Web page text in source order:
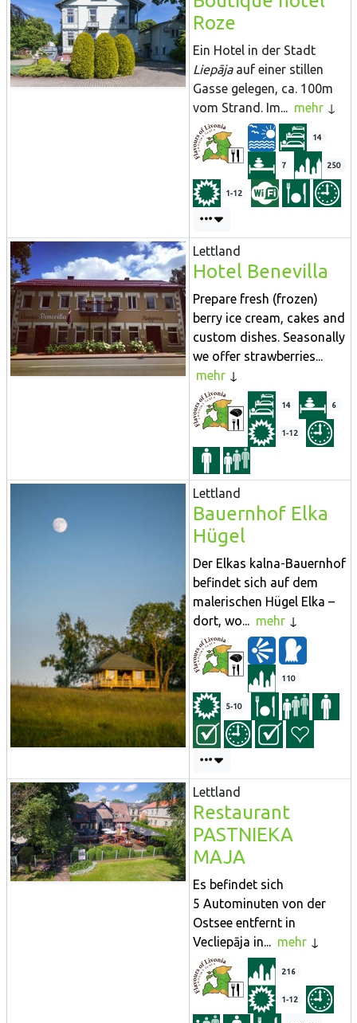
Roze
Ein Hotel in der Stadt
Liepājaauf einer stillen
Gasse gelegen, ca. 100m
vom Strand. Im... mehr
14
7 250
1-12
Lettland
Hotel Benevilla
Prepare fresh (frozen)
berry ice cream, cakes and
custom dishes. Seasonally
we offer strawberries...
mehr
14 6
1-12
Lettland
Bauernhof Elka
Hügel
Der Elkas kalna-Bauernhof
befindet sich auf dem
malerischen Hügel Elka –
dort, wo... mehr
110
5-10
Lettland
Restaurant
PASTNIEKA
MAJA
Es befindet sich
5 Autominuten von der
Ostsee entfernt in
Vecliepāja in... mehr
216
1-12